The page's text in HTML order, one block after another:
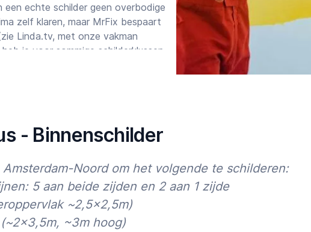
echte schilder geen overbodige
zelf klaren, maar MrFix bespaart
Linda.tv, met onze vakman
je voor sommige schilderklussen
via onsverzoekformulier. We kunnen
het liever hebt verzorgen we eerst
- Binnenschilder
Noord om het volgende te schilderen:
5 aan beide zijden en 2 aan 1 zijde
~2,5×2,5m)
~3m hoog)
Starttijd
07:00
23:00